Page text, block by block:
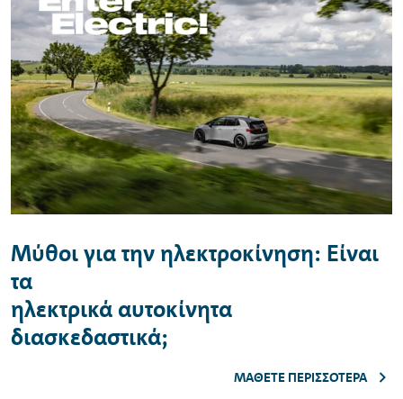
Μύθοι για την ηλεκτροκίνηση: Είναι
τα
ηλεκτρικά αυτοκίνητα
διασκεδαστικά;
ΜΆΘΕΤΕ ΠΕΡΙΣΣΌΤΕΡΑ